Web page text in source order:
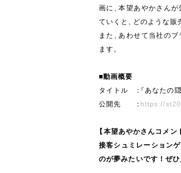
画に
、
本望あやかさん
ていくと
、どのような販
また
、あわせて当社のブ
ます 。
■動画概要
タイトル
：
『あなたの
公開先
：https://
【本望あやかさんコメン
接客シュミレーション
のが夢みたいです！ぜ